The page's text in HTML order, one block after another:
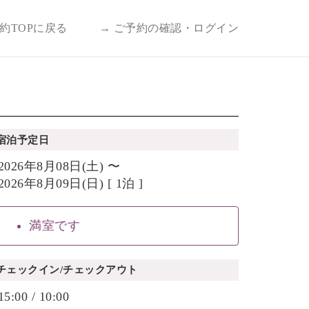
TOPに戻る → ご予約の確認・ログイン
泊予定日
年8月08日(土) 〜
年8月09日(日) [ 1泊 ]
満室です
ェックイン/チェックアウト
/ 10:00